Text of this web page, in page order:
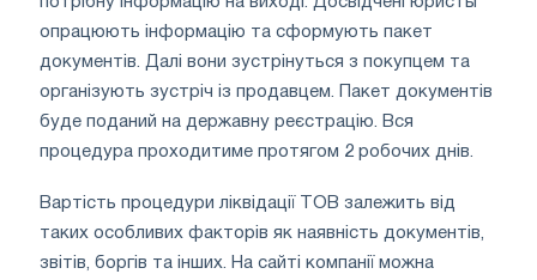
опрацюють інформацію та сформують пакет
документів. Далі вони зустрінуться з покупцем та
організують зустріч із продавцем. Пакет документів
буде поданий на державну реєстрацію. Вся
процедура проходитиме протягом 2 робочих днів.
Вартість процедури ліквідації ТОВ залежить від
таких особливих факторів як наявність документів,
звітів, боргів та інших. На сайті компанії можна